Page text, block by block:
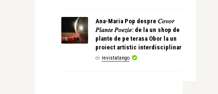
Ana-Maria Pop despre 𝐶𝑜𝑣𝑜𝑟
𝑃𝑙𝑎𝑛𝑡𝑒 𝑃𝑜𝑒𝑧𝑖𝑒: de la un shop de
plante de pe terasa Obor la un
proiect artistic interdisciplinar
de revistatango